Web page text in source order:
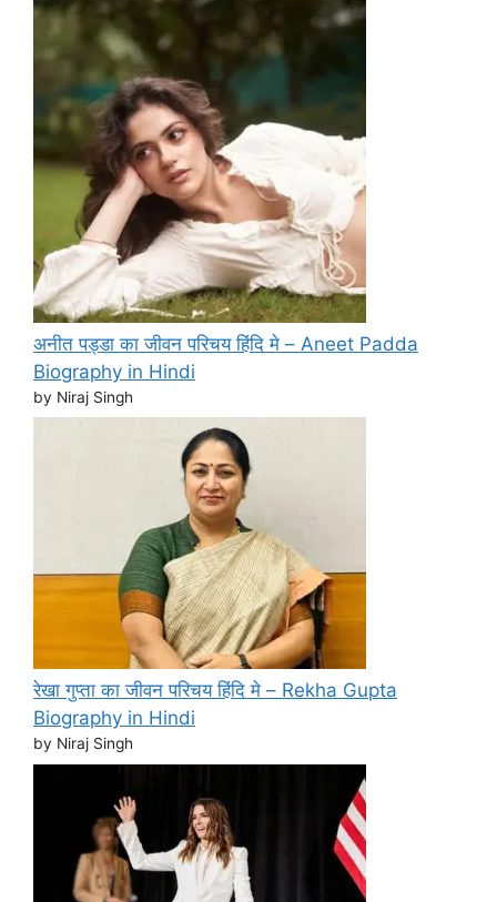
अनीत पड्डा का जीवन परिचय हिंदि मे – Aneet Padda
Biography in Hindi
by Niraj Singh
रेखा गुप्ता का जीवन परिचय हिंदि मे – Rekha Gupta
Biography in Hindi
by Niraj Singh